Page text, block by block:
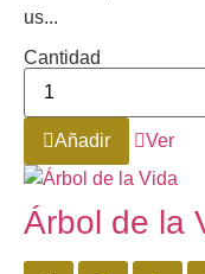
us...
Cantidad
Añadir Ver
Árbol de la